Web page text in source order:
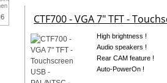
CTF700 - VGA 7" TFT -
High brightness !
Audio speakers !
Rear CAM feature !
Auto-PowerOn !